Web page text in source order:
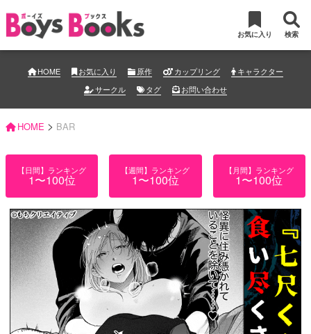
お気に入り 検索
HOME お気に入り 原作 カップリング
キャラクター
サークル
タグ お問い合わせ
HOME > BAR
【日間】ランキング
1〜100位
【週間】ランキング
1〜100位
【月間】ランキング
1〜100位